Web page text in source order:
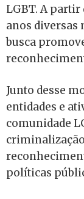
LGBT. A partir
anos diversas
busca
Junto desse
entidades e
comunidade
políticas